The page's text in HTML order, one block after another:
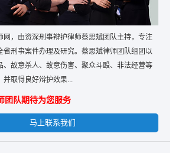
网，由资深刑事辩护律师蔡思斌团队主持，专注
省刑事案件办理及研究。蔡思斌律师团队组团以
、故意杀人、故意伤害、聚众斗殴、非法经营等
取得良好辩护效果...
团队期待为您服务
马上联系我们